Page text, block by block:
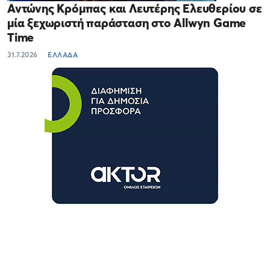
Αντώνης Κρόμπας και Λευτέρης Ελευθερίου σε
μία ξεχωριστή παράσταση στο Allwyn Game
Time
31.7.2026 ΕΛΛΑΔΑ